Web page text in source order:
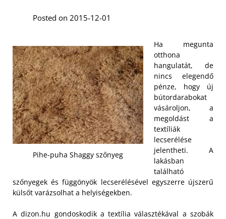
Posted on 2015-12-01
Pihe-puha Shaggy szőnyeg
Ha megunta
otthona
hangulatát, de
nincs elegendő
pénze, hogy új
bútordarabokat
vásároljon, a
megoldást a
textíliák
lecserélése
jelentheti. A
lakásban
található
szőnyegek és függönyök lecserélésével egyszerre újszerű
külsőt varázsolhat a helyiségekben.
A dizon.hu gondoskodik a textília választékával a szobák